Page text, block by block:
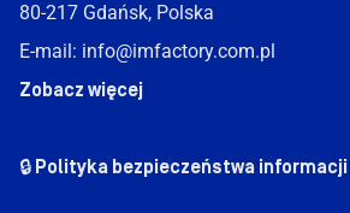
80-217 Gdańsk, Polska
E-mail: info@imfactory.com.pl
Zobacz więcej
🔒 Polityka bezpieczeństwa informacji